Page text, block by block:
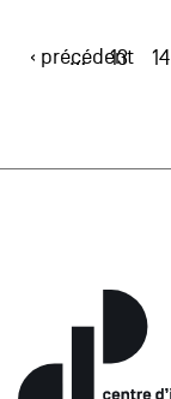
‹ précédent
… 13 14